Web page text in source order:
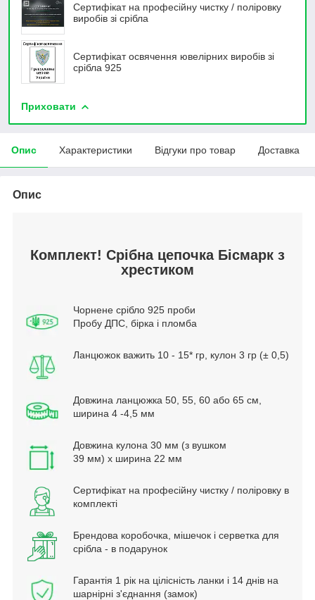
Сертифікат на професійну чистку / поліровку
виробів зі срібла
Сертифікат освячення ювелірних виробів зі
срібла 925
Приховати
Опис Характеристики Відгуки про товар Доставка
Опис
Комплект! Срібна цепочка Бісмарк з
хрестиком
Чорнене срібло 925 проби
Пробу ДПС, бірка і пломба
Ланцюжок важить 10 - 15* гр, кулон 3 гр (± 0,5)
Довжина ланцюжка 50, 55, 60 або 65 см,
ширина 4 -4,5 мм
Довжина кулона 30 мм (з вушком
39 мм) х ширина 22 мм
Сертифікат на професійну чистку / поліровку в
комплекті
Брендова коробочка, мішечок і серветка для
срібла - в подарунок
Гарантія 1 рік на цілісність ланки і 14 днів на
шарнірні з'єднання (замок)